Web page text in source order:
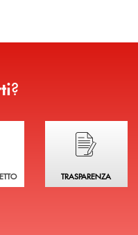
?
assistenza immediata?
Hai bisogno di
TRASPARENZA